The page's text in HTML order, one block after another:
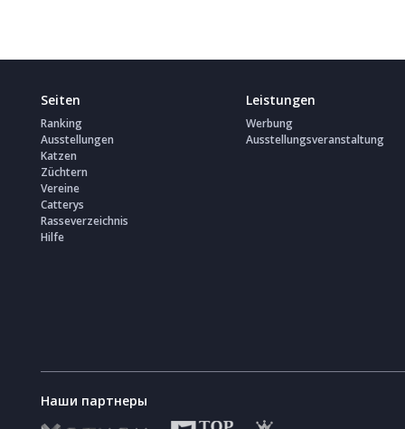
Seiten
Ranking
Ausstellungen
Katzen
Züchtern
Vereine
Catterys
Rasseverzeichnis
Hilfe
Leistungen
Werbung
Ausstellungsveranstaltung
Наши партнеры